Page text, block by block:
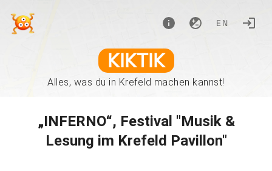
EN
KIKTIK
Alles, was du in Krefeld machen kannst!
„INFERNO“, Festival "Musik &
Lesung im Krefeld Pavillon"